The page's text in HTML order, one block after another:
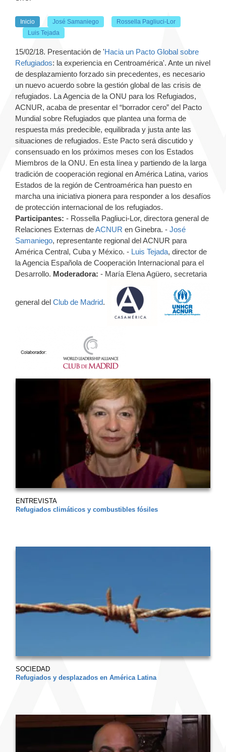
Inicio José Samaniego
Rossella Pagliuci-Lor
Luis Tejada
15/02/18. Presentación de 'Hacia un Pacto Global sobre
Refugiados: la experiencia en Centroamérica'. Ante un nivel
de desplazamiento forzado sin precedentes, es necesario
un nuevo acuerdo sobre la gestión global de las crisis de
refugiados. La Agencia de la ONU para los Refugiados,
ACNUR, acaba de presentar el “borrador cero” del Pacto
Mundial sobre Refugiados que plantea una forma de
respuesta más predecible, equilibrada y justa ante las
situaciones de refugiados. Este Pacto será discutido y
consensuado en los próximos meses con los Estados
Miembros de la ONU. En esta línea y partiendo de la larga
tradición de cooperación regional en América Latina, varios
Estados de la región de Centroamérica han puesto en
marcha una iniciativa pionera para responder a los desafíos
de protección internacional de los refugiados.
Participantes: - Rossella Pagliuci-Lor, directora general de
Relaciones Externas deACNUR en Ginebra. - José
Samaniego, representante regional del ACNUR para
América Central, Cuba y México. - Luis Tejada, director de
la Agencia Española de Cooperación Internacional para el
Desarrollo. Moderadora: - María Elena Agüero, secretaria
general del Club de Madrid.
ENTREVISTA
Refugiados climáticos y combustibles fósiles
SOCIEDAD
Refugiados y desplazados en América Latina